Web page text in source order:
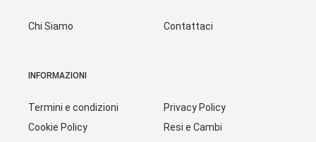
Chi Siamo Contattaci
INFORMAZIONI
Termini e condizioni
Cookie Policy
Privacy Policy
Resi e Cambi